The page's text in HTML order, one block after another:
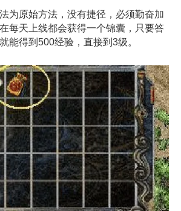
为原始方法，没有捷径，必须勤奋加
每天上线都会获得一个锦囊，只要答
能得到500经验，直接到3级。